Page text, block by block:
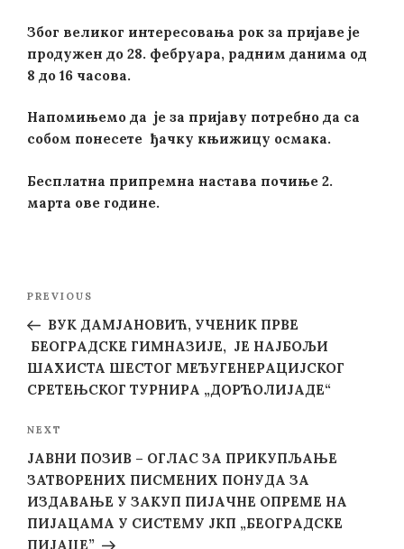
Због великог интересовања рок за пријаве је
продужен до 28. фебруара, радним данима од
8 до 16 часова.
Напомињемо да је за пријаву потребно да са
собом понесете ђачку књижицу осмака.
Бесплатна припремна настава почиње 2.
марта ове године.
Post
Previous
Post
PREVIOUS
ВУК ДАМЈАНОВИЋ, УЧЕНИК ПРВЕ
БЕОГРАДСКЕ ГИМНАЗИЈЕ, ЈЕ НАЈБОЉИ
ШАХИСТА ШЕСТОГ МЕЂУГЕНЕРАЦИЈСКОГ
СРЕТЕЊСКОГ ТУРНИРА „ДОРЋОЛИЈАДЕ“
Next
Post
NEXT
ЈАВНИ ПОЗИВ – ОГЛАС ЗА ПРИКУПЉАЊЕ
ЗАТВОРЕНИХ ПИСМЕНИХ ПОНУДА ЗА
ИЗДАВАЊЕ У ЗАКУП ПИЈАЧНЕ ОПРЕМЕ НА
ПИЈАЦАМА У СИСТЕМУ ЈКП „БЕОГРАДСКЕ
ПИЈАЦЕ”